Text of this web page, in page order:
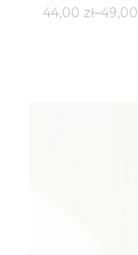
44,00 zł–49,00
Zakres